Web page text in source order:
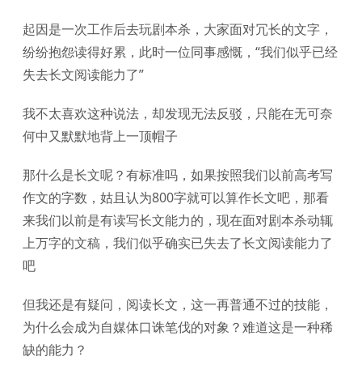
起因是一次工作后去玩剧本杀，大家面对冗长的文字，
纷纷抱怨读得好累，此时一位同事感慨，“我们似乎已经
失去长文阅读能力了”
我不太喜欢这种说法，却发现无法反驳，只能在无可奈
何中又默默地背上一顶帽子
那什么是长文呢？有标准吗，如果按照我们以前高考写
作文的字数，姑且认为800字就可以算作长文吧，那看
来我们以前是有读写长文能力的，现在面对剧本杀动辄
上万字的文稿，我们似乎确实已失去了长文阅读能力了
吧
但我还是有疑问，阅读长文，这一再普通不过的技能，
为什么会成为自媒体口诛笔伐的对象？难道这是一种稀
缺的能力？